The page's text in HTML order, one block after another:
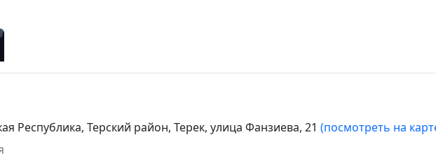
Республика, Терский район, Терек, улица Фанзиева, 21 (посмотреть на